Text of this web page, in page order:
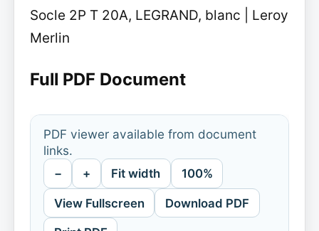
Socle 2P T 20A, LEGRAND, blanc | Leroy
Merlin
Full PDF Document
PDF viewer available from document
links.
− + Fit width 100%
View Fullscreen Download PDF